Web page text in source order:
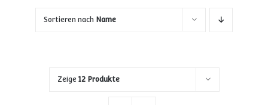
Sortieren nach Name
Zeige 12 Produkte